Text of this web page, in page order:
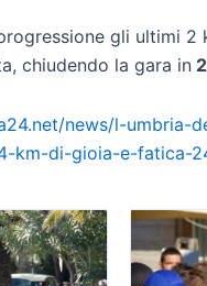
gli ultimi 2
chiudendo la gara in
news/l-umbria-
km-di-gioia-e-fatica-